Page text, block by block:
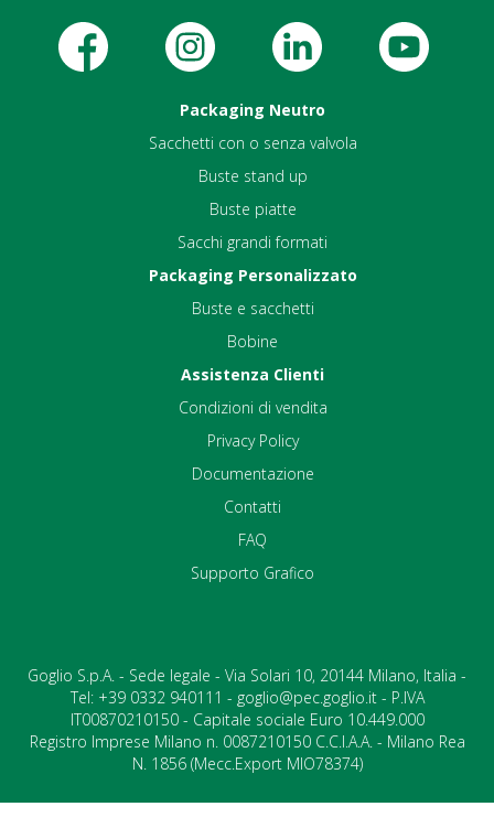
Packaging Neutro
Sacchetti con o senza valvola
Buste stand up
Buste piatte
Sacchi grandi formati
Packaging Personalizzato
Buste e sacchetti
Bobine
Assistenza Clienti
Condizioni di vendita
Privacy Policy
Documentazione
Contatti
FAQ
Supporto Grafico
Goglio S.p.A. - Sede legale - Via Solari 10, 20144 Milano, Italia -
Tel: +39 0332 940111 - goglio@pec.goglio.it - P.IVA
IT00870210150 - Capitale sociale Euro 10.449.000
Registro Imprese Milano n. 0087210150 C.C.I.A.A. - Milano Rea
N. 1856 (Mecc.Export MIO78374)